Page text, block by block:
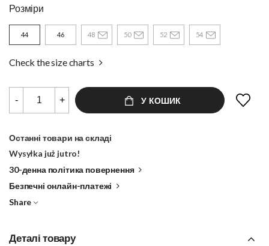
Розміри
44 46 48 50 52 54
Check the size charts
- + У КОШИК
Останні товари на складі
Wysyłka już jutro!
30-денна політика повернення
Безпечні онлайн-платежі
Share
Деталі товару